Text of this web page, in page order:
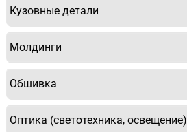
Кузовные детали
Молдинги
Обшивка
Оптика (светотехника, освещение)